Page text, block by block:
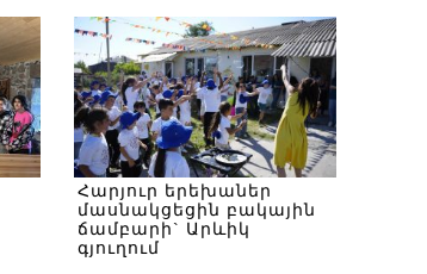
Հարյուր երեխաներ
մասնակցեցին բակային
ճամբարի` Արևիկ
գյուղում